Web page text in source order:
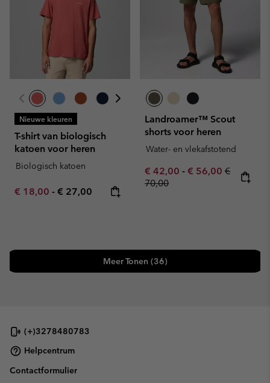
Nieuwe kleuren
T-shirt van biologisch
katoen voor heren
Biologisch katoen
Minimum sale price:
€ 18,00 - Maximum price:
€ 27,00
Landroamer™ Scout
shorts voor heren
Water- en vlekafstotend
Minimum sale price:
€ 42,00 - Maximum sale
€ 56,00 Regular
€
70,00
Meer Tonen (36)
(+)3278480783
Helpcentrum
Contactformulier